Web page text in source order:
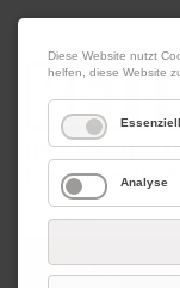
07. August 2026
Werbung
Diese Website nutzt
helfen, diese Website
Essenziell
Analyse